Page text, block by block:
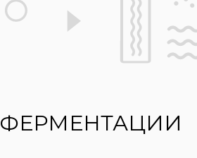
ФЕРМЕНТАЦИИ